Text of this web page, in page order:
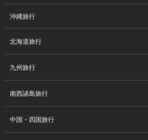
沖縄旅行
北海道旅行
九州旅行
南西諸島旅行
中国・四国旅行